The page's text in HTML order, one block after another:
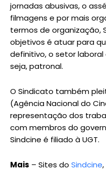
jornadas abusivas, o
filmagens e por mais
termos de organização,
objetivos é atuar para
definitivo, o setor
seja, patronal.
O Sindicato também
(Agência Nacional do
representação dos
com membros do
Sindcine é filiado à UGT.
Mais – Sites do Sindcine,